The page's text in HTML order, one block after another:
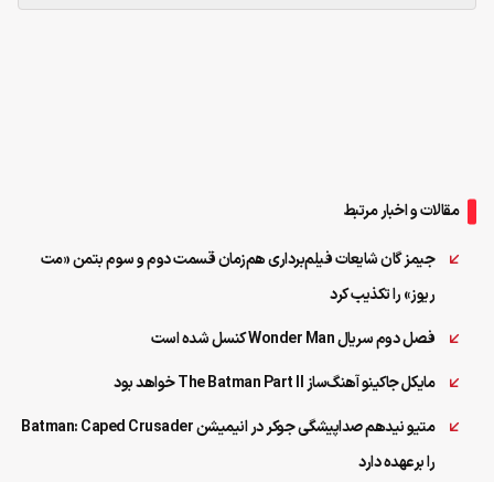
مقالات و اخبار مرتبط
جیمز گان شایعات فیلم‌برداری هم‌زمان قسمت دوم و سوم بتمن «مت
ریوز» را تکذیب کرد
فصل دوم سریال Wonder Man کنسل شده است
مایکل جاکینو آهنگ‌ساز The Batman Part II خواهد بود
متیو نیدهم صداپیشگی جوکر در انیمیشن Batman: Caped Crusader
را برعهده دارد